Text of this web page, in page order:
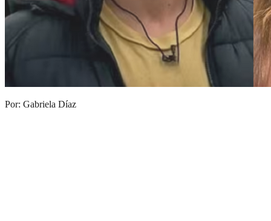
Por: Gabriela Díaz